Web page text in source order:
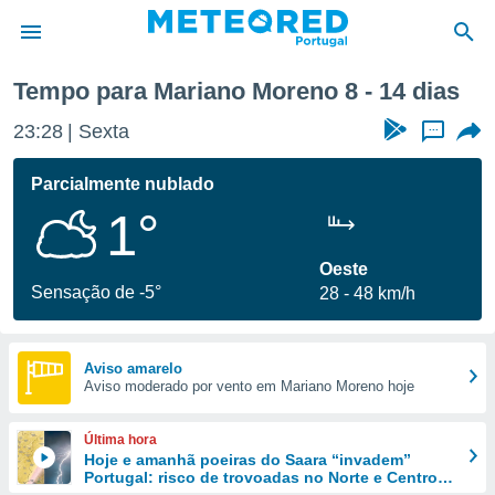
da
foi
fornecidas
a este
das
forma
digital
Tempo para Mariano Moreno 8 - 14 dias
23:28 Sexta ...
Parcialmente nublado
1°
Sensação de -5°
Oeste
28
48 km/h
Aviso amarelo
Aviso moderado por vento em Mariano Moreno hoje
Última hora
Hoje e amanhã poeiras do Saara “invadem”
Portugal: risco de trovoadas no Norte e Centro